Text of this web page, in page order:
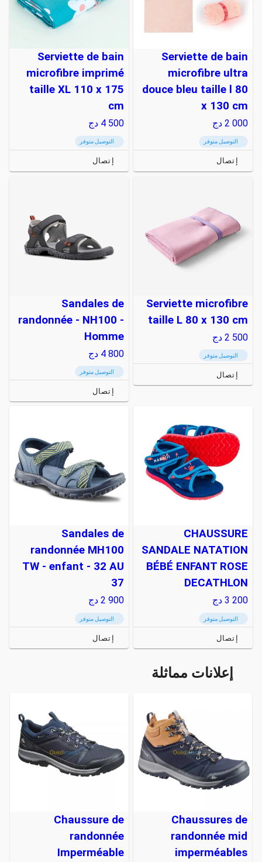
Serviette de bain
microfibre ultra
douce bleu taille l 80
x 130 cm
2 000 دج
التوصيل متوفر
إتصال
Serviette de bain
microfibre imprimé
taille XL 110 x 175
cm
4 500 دج
التوصيل متوفر
إتصال
Serviette microfibre
taille L 80 x 130 cm
2 500 دج
التوصيل متوفر
إتصال
Sandales de
randonnée - NH100 -
Homme
4 800 دج
التوصيل متوفر
إتصال
CHAUSSURE
SANDALE NATATION
BÉBÉ ENFANT ROSE
DECATHLON
3 200 دج
التوصيل متوفر
إتصال
Sandales de
randonnée MH100
TW - enfant - 32 AU
37
2 900 دج
التوصيل متوفر
إتصال
إعلانات مماثلة
Chaussures de
randonnée mid
imperméables
Chaussure de
randonnée
Imperméable